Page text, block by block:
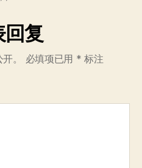
回复
。 必填项已用 * 标注